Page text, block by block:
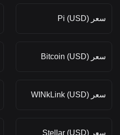
سعر Pi (USD)
سعر Bitcoin (USD)
سعر WINkLink (USD)
سعر Stellar (USD)